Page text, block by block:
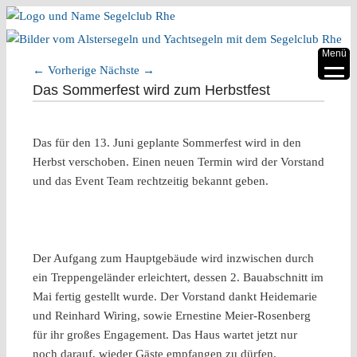
Artikelnavigation
← Vorherige Nächste →
Das Sommerfest wird zum Herbstfest
Das für den 13. Juni geplante Sommerfest wird in den
Herbst verschoben. Einen neuen Termin wird der Vorstand
und das Event Team rechtzeitig bekannt geben.
Der Aufgang zum Hauptgebäude wird inzwischen durch
ein Treppengeländer erleichtert, dessen 2. Bauabschnitt im
Mai fertig gestellt wurde. Der Vorstand dankt Heidemarie
und Reinhard Wiring, sowie Ernestine Meier-Rosenberg
für ihr großes Engagement. Das Haus wartet jetzt nur
noch darauf, wieder Gäste empfangen zu dürfen.
Menü
▼
▼